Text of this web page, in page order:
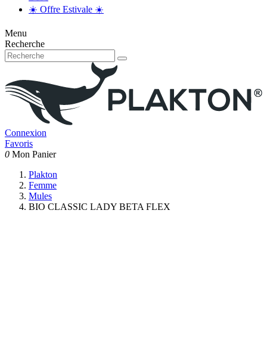
☀️ Offre Estivale ☀️
Menu
Recherche
Connexion
Favoris
0 Mon Panier
Plakton
Femme
Mules
BIO CLASSIC LADY BETA FLEX